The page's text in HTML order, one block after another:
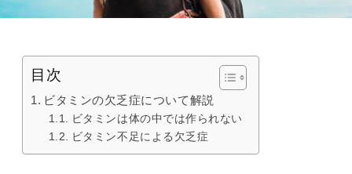
目次
ビタミンの欠乏症について解説
ビタミンは体の中では作られない
ビタミン不足による欠乏症